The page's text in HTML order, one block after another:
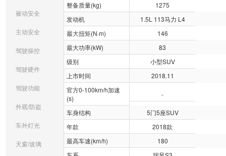
被动安全
主动安全
驾驶操控
驾驶硬件
驾驶功能
外观/防盗
车外灯光
天窗/玻璃
整备质量(kg)
1275
发动机
1.5L 113马力 L4
最大扭矩(N·m)
146
最大功率(kW)
83
级别
小型SUV
上市时间
2018.11
官方0-100km/h加速
(s)
-
车身结构
5门5座SUV
年款
2018款
最高车速(km/h)
180